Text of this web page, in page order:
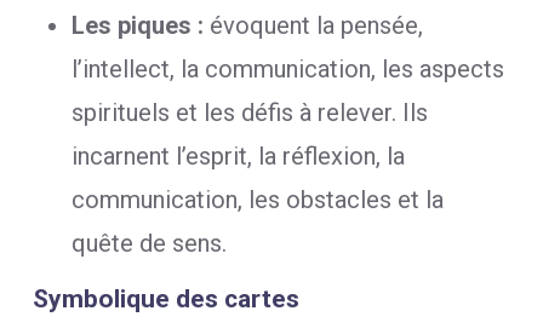
Les piques : évoquent la pensée,
l’intellect, la communication, les aspects
spirituels et les défis à relever. Ils
incarnent l’esprit, la réflexion, la
communication, les obstacles et la
quête de sens.
Symbolique des cartes